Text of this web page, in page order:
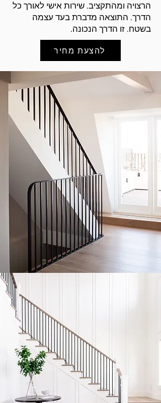
הרצויה ומהתקציב. שירות אישי לאורך כל
הדרך. התוצאה מדברת בעד עצמה
בשטח. זו הדרך הנכונה.
להצעת מחיר